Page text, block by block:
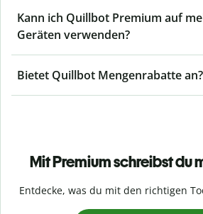
Kann ich Quillbot Premium auf
Geräten verwenden?
Bietet Quillbot Mengenrabatte an?
Mit Premium schreibst du
Entdecke, was du mit den richtigen